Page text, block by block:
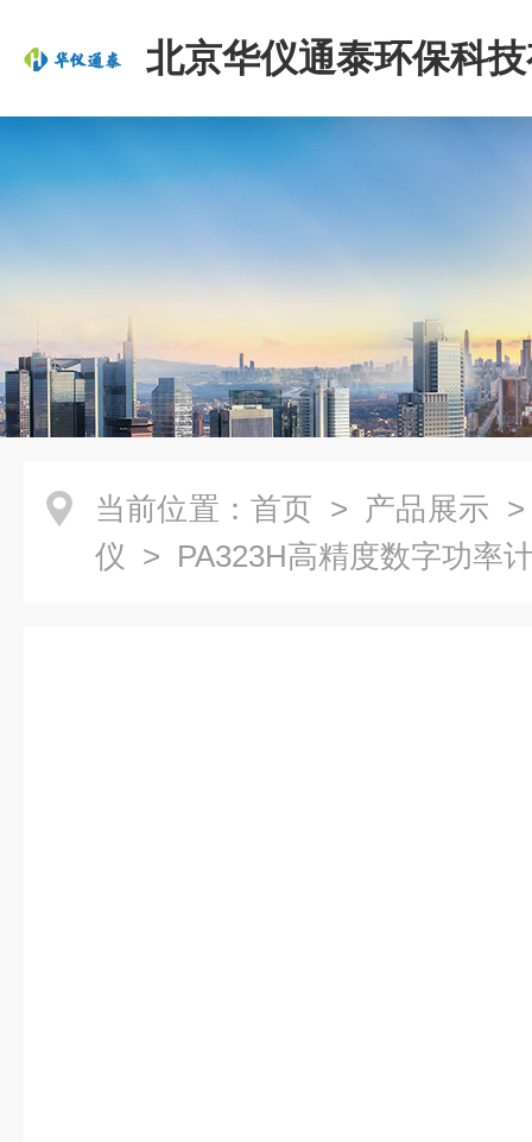
北京华仪通泰环保科
司
当前位置： 首页 > 产品展示
仪 > PA323H高精度数字功率